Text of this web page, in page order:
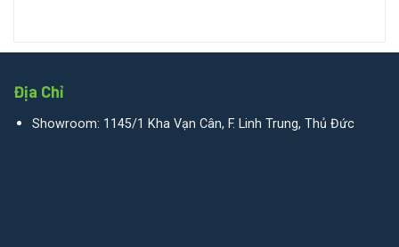
Địa Chỉ
Showroom: 1145/1 Kha Vạn Cân, F. Linh Trung, Thủ Đức